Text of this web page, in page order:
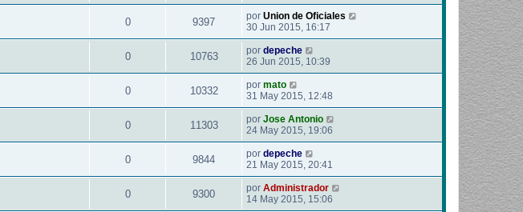
0 9397 por Union de Oficiales
30 Jun 2015, 16:17
0 10763 por depeche
26 Jun 2015, 10:39
0 10332 por mato
31 May 2015, 12:48
0 11303 por Jose Antonio
24 May 2015, 19:06
0 9844 por depeche
21 May 2015, 20:41
0 9300 por Administrador
14 May 2015, 15:06